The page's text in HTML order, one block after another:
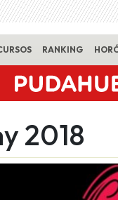
RANKING
2018